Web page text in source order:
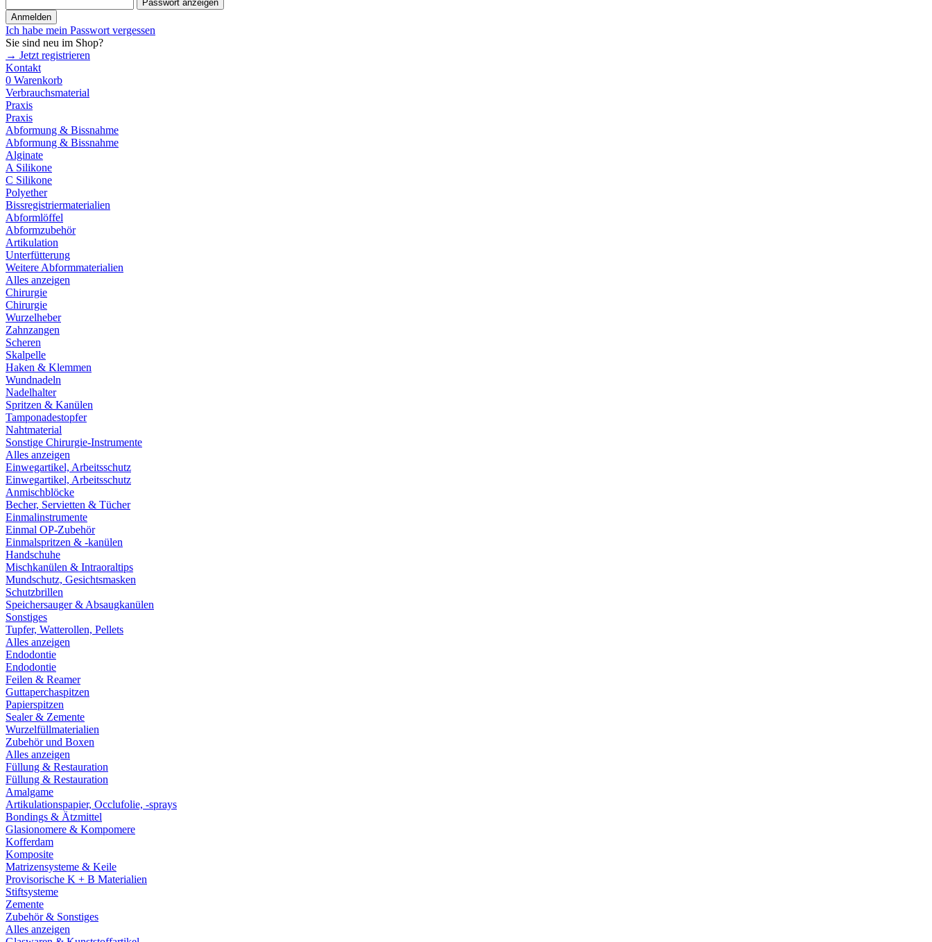
Passwort anzeigen
Anmelden
Ich habe mein Passwort vergessen
Sie sind neu im Shop?
→ Jetzt registrieren
Kontakt
0 Warenkorb
Verbrauchsmaterial
Praxis
Praxis
Abformung & Bissnahme
Abformung & Bissnahme
Alginate
A Silikone
C Silikone
Polyether
Bissregistriermaterialien
Abformlöffel
Abformzubehör
Artikulation
Unterfütterung
Weitere Abformmaterialien
Alles anzeigen
Chirurgie
Chirurgie
Wurzelheber
Zahnzangen
Scheren
Skalpelle
Haken & Klemmen
Wundnadeln
Nadelhalter
Spritzen & Kanülen
Tamponadestopfer
Nahtmaterial
Sonstige Chirurgie-Instrumente
Alles anzeigen
Einwegartikel, Arbeitsschutz
Einwegartikel, Arbeitsschutz
Anmischblöcke
Becher, Servietten & Tücher
Einmalinstrumente
Einmal OP-Zubehör
Einmalspritzen & -kanülen
Handschuhe
Mischkanülen & Intraoraltips
Mundschutz, Gesichtsmasken
Schutzbrillen
Speichersauger & Absaugkanülen
Sonstiges
Tupfer, Watterollen, Pellets
Alles anzeigen
Endodontie
Endodontie
Feilen & Reamer
Guttaperchaspitzen
Papierspitzen
Sealer & Zemente
Wurzelfüllmaterialien
Zubehör und Boxen
Alles anzeigen
Füllung & Restauration
Füllung & Restauration
Amalgame
Artikulationspapier, Occlufolie, -sprays
Bondings & Ätzmittel
Glasionomere & Kompomere
Kofferdam
Komposite
Matrizensysteme & Keile
Provisorische K + B Materialien
Stiftsysteme
Zemente
Zubehör & Sonstiges
Alles anzeigen